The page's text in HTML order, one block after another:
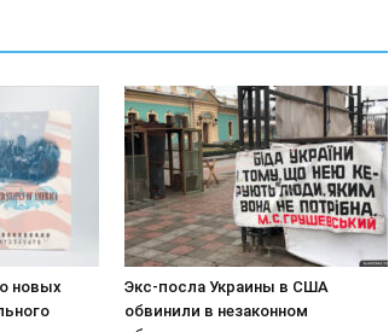
новых
Экс-посла Украины в США
обвинили в незаконном